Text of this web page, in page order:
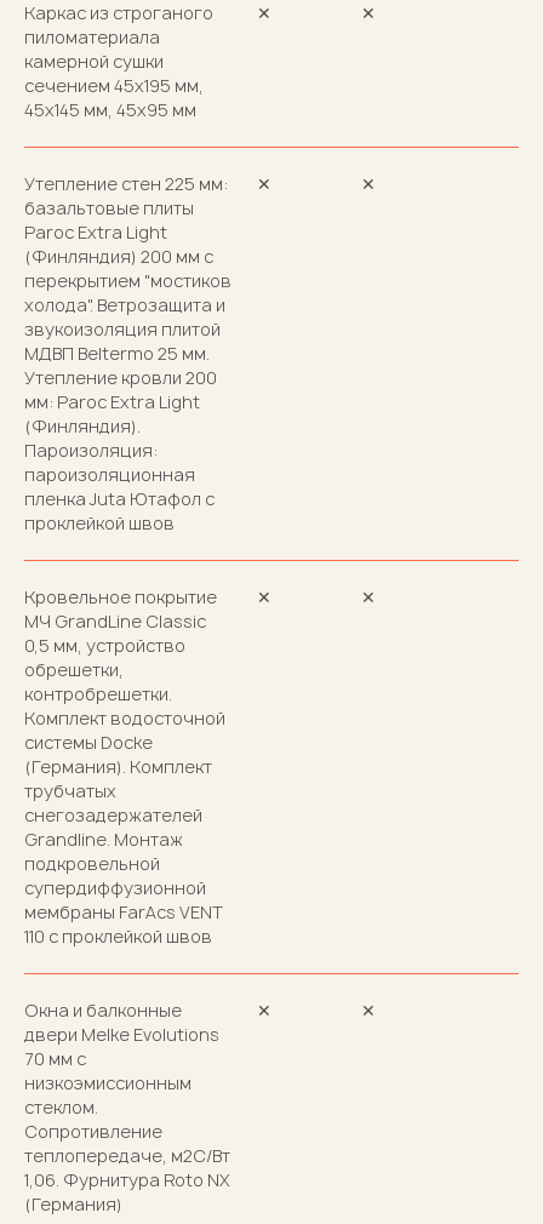
Каркас из строганого
пиломатериала
камерной сушки
сечением 45х195 мм,
45х145 мм, 45х95 мм
✕ ✕
Утепление стен 225 мм:
базальтовые плиты
Paroc Extra Light
(Финляндия) 200 мм с
перекрытием "мостиков
холода". Ветрозащита и
звукоизоляция плитой
МДВП Beltermo 25 мм.
Утепление кровли 200
мм: Paroc Extra Light
(Финляндия).
Пароизоляция:
пароизоляционная
пленка Juta Ютафол с
проклейкой швов
✕ ✕
Кровельное покрытие
МЧ GrandLine Classic
0,5 мм, устройство
обрешетки,
контробрешетки.
Комплект водосточной
системы Docke
(Германия). Комплект
трубчатых
снегозадержателей
Grandline. Монтаж
подкровельной
супердиффузионной
мембраны FarAcs VENT
110 с проклейкой швов
✕ ✕
Окна и балконные
двери Melke Evolutions
70 мм с
низкоэмиссионным
стеклом.
Сопротивление
теплопередаче, м2С/Вт
1,06. Фурнитура Roto NX
(Германия)
✕ ✕